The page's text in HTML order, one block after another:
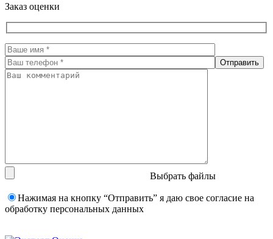
Заказ оценки
Выбрать файлы
Нажимая на кнопку “Отправить” я даю свое согласие на
обработку персональных данных